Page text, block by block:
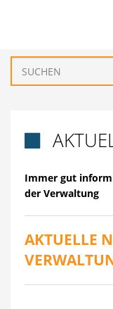
BÜRGERSERVICE
GEMEINDEN
TOURISMUS &
Immer gut
der Verwaltung
AKTUELLE